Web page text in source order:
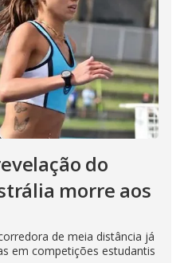
do
morre aos
de meia distância já
em competições estudantis